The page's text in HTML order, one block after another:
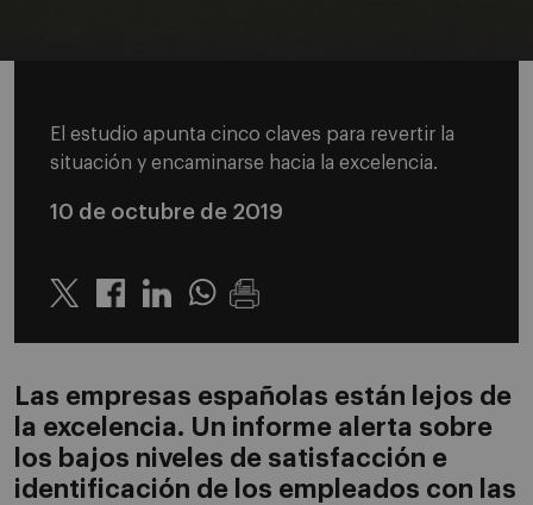
El estudio apunta cinco claves para revertir la
situación y encaminarse hacia la excelencia.
10 de octubre de 2019
Twitter LinkedinWhatsapp
Las empresas españolas están lejos de
la excelencia. Un informe alerta sobre
los bajos niveles de satisfacción e
identificación de los empleados con las